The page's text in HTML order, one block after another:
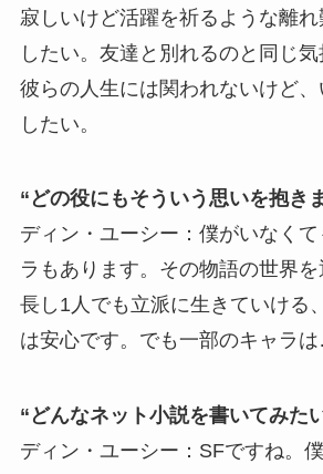
寂しいけど活躍を祈るような離
したい。友達と別れるのと同じ
彼らの人生には関われないけど
したい。
“どの役にもそういう思いを抱き
ディン・ユーシー：僕がいなく
ラもあります。その物語の世界
長し1人でも立派に生きていける
は安心です。でも一部のキャラ
“どんなネット小説を書いてみた
ディン・ユーシー：SFですね。